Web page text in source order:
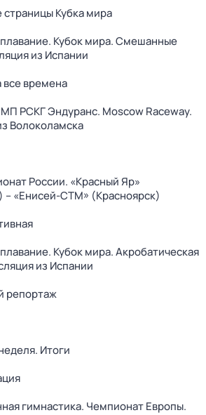
Кубка мира
Кубок мира. Смешанные
из Испании
времена
РСКГ Эндуранс. Moscow Raceway.
Волоколамска
России. «Красный Яр»
– «Енисей-СТМ» (Красноярск)
Кубок мира. Акробатическая
из Испании
репортаж
Итоги
гимнастика. Чемпионат Европы.